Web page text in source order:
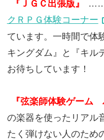
『ＪＧＣ出張版』
クＲＰＧ体験コーナー
ています。一時間で
キングダム』と『キル
お待ちしています！
『弦楽師体験ゲーム
の楽器を使ったリア
たく弾けない人のため